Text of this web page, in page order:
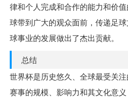
律和个人完成和合作的能力和价
球带到广大的观众面前，传递足
球事业的发展做出了杰出贡献。
总结
世界杯是历史悠久、全球最受关注
赛事的规模、影响力和其文化意